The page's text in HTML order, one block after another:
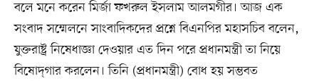
বলে মনে করেন মির্জা ফখরুল ইসলাম আলমগীর। আজ এক
সংবাদ সম্মেলনে সাংবাদিকদের প্রশ্নে বিএনপির মহাসচিব বলেন,
যুক্তরাষ্ট্র নিষেধাজ্ঞা দেওয়ার এত দিন পরে প্রধানমন্ত্রী তা নিয়ে
বিষোদ্‌গার করলেন। তিনি (প্রধানমন্ত্রী) বোধ হয় সম্ভবত